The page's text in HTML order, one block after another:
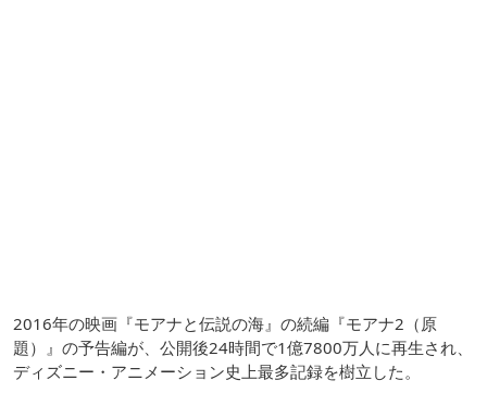
2016年の映画『モアナと伝説の海』の続編『モアナ2（原
題）』の予告編が、公開後24時間で1億7800万人に再生され、
ディズニー・アニメーション史上最多記録を樹立した。